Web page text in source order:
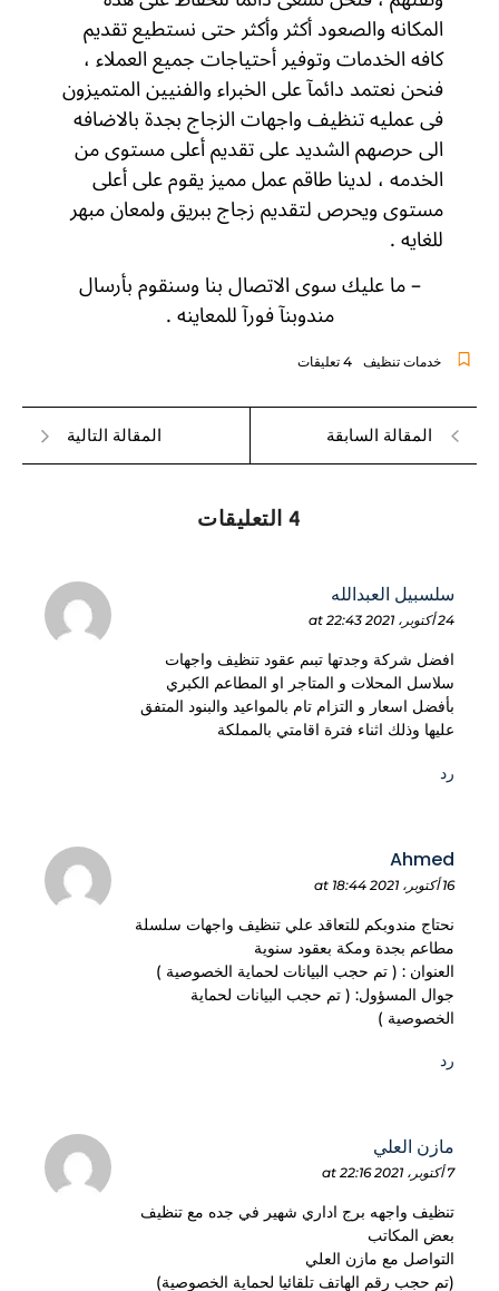
المكانه والصعود أكثر وأكثر حتى نستطيع تقديم
كافه الخدمات وتوفير أحتياجات جميع العملاء ،
فنحن نعتمد دائمآ على الخبراء والفنيين المتميزون
فى عمليه تنظيف واجهات الزجاج بجدة بالاضافه
الى حرصهم الشديد على تقديم أعلى مستوى من
الخدمه ، لدينا طاقم عمل مميز يقوم على أعلى
مستوى ويحرص لتقديم زجاج ببريق ولمعان مبهر
للغايه .
– ما عليك سوى الاتصال بنا وسنقوم بأرسال
مندوبنآ فورآ للمعاينه .
خدمات تنظيف
المقالة السابقة المقالة التالية
4 التعليقات
سلسبيل العبدالله
24 أكتوبر، 2021 at 22:43
افضل شركة وجدتها تبىم عقود تنظيف واجهات
سلاسل المحلات و المتاجر او المطاعم الكبري
بأفضل اسعار و التزام تام بالمواعيد والبنود المتفق
عليها وذلك اثناء فترة اقامتي بالمملكة
رد
Ahmed
16 أكتوبر، 2021 at 18:44
نحتاج مندوبكم للتعاقد علي تنظيف واجهات سلسلة
مطاعم بجدة ومكة بعقود سنوية
العنوان : ( تم حجب البيانات لحماية الخصوصية )
جوال المسؤول: ( تم حجب البيانات لحماية
الخصوصية )
رد
مازن العلي
7 أكتوبر، 2021 at 22:16
تنظيف واجهه برج اداري شهير في جده مع تنظيف
بعض المكاتب
التواصل مع مازن العلي
(تم حجب رقم الهاتف تلقائيا لحماية الخصوصية)